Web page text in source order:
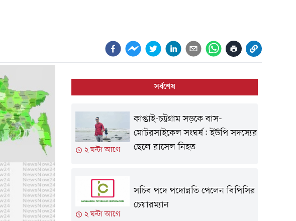
সর্বশেষ
২ ঘন্টা আগে
কাপ্তাই-চট্টগ্রাম সড়কে বাস-
মোটরসাইকেল সংঘর্ষ: ইউপি সদস্যের
ছেলে রাসেল নিহত
২ ঘন্টা আগে
সচিব পদে পদোন্নতি পেলেন বিপিসির
চেয়ারম্যান